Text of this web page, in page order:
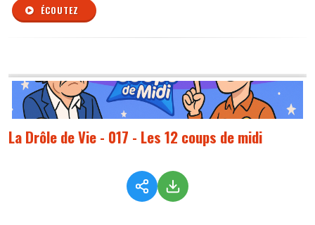
ÉCOUTEZ
La Drôle de Vie - 017 - Les 12 coups de midi